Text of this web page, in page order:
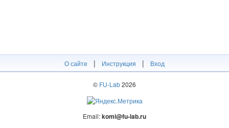
О сайте | Инструкция | Вход
© FU-Lab2026
Email:komi@fu-lab.ru